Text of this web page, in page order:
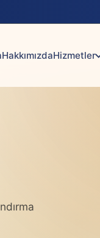
HakkımızdaHizmetler